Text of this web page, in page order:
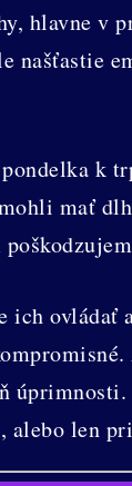
hlavne v
k
mať
ich
len